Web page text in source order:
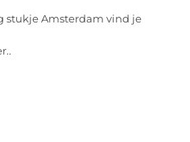
stukje Amsterdam vind je